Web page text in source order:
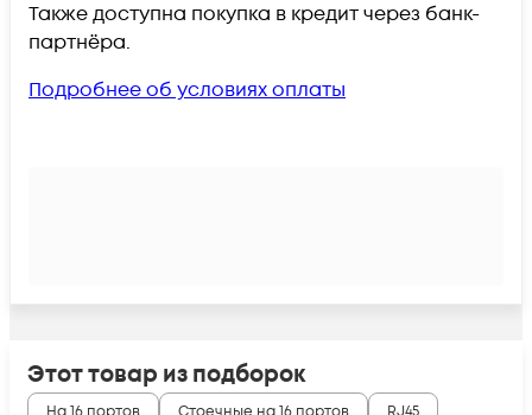
Также доступна покупка в кредит через банк-
партнёра.
Подробнее об условиях оплаты
Этот товар из подборок